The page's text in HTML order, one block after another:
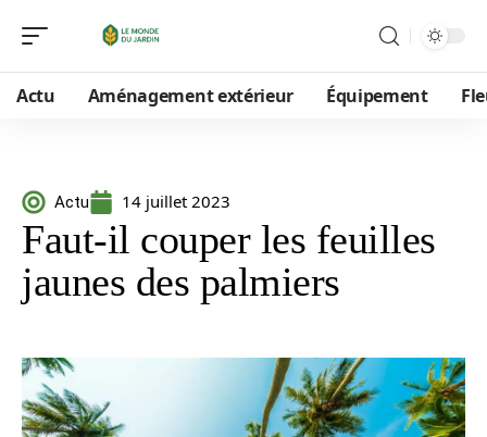
Actu Aménagement extérieur Équipement
Actu 14 juillet 2023
Faut-il couper les feuilles
jaunes des palmiers